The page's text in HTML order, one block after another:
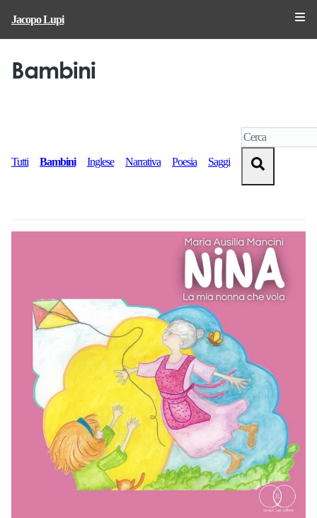
Jacopo Lupi
Bambini
Tutti Bambini Inglese Narrativa Poesia Saggi